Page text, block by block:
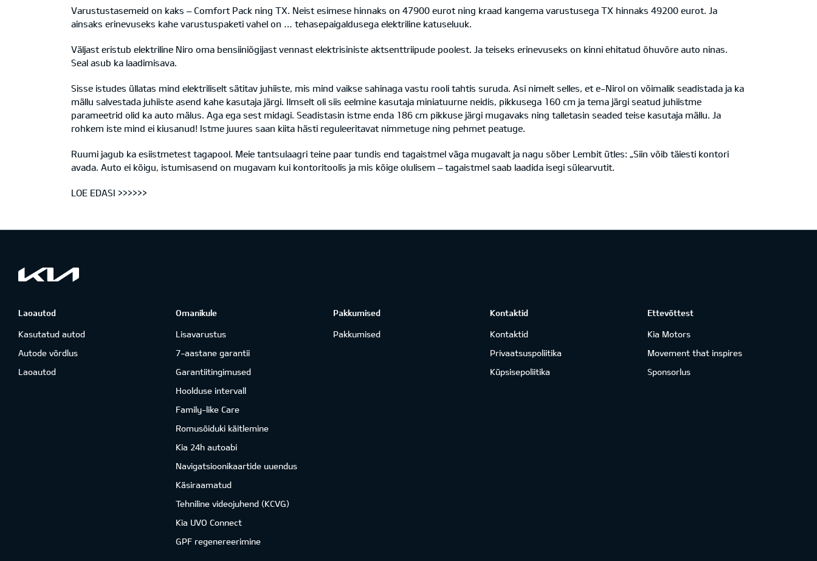
Varustustasemeid on kaks – Comfort Pack ning TX. Neist esimese hinnaks on 47900 eurot ning kraad kangema varustusega TX hinnaks 49200 eurot. Ja
ainsaks erinevuseks kahe varustuspaketi vahel on … tehasepaigaldusega elektriline katuseluuk.
Väljast eristub elektriline Niro oma bensiiniõgijast vennast elektrisiniste aktsenttriipude poolest. Ja teiseks erinevuseks on kinni ehitatud õhuvõre auto ninas.
Seal asub ka laadimisava.
Sisse istudes üllatas mind elektriliselt sätitav juhiiste, mis mind vaikse sahinaga vastu rooli tahtis suruda. Asi nimelt selles, et e-Nirol on võimalik seadistada ja ka
mällu salvestada juhiiste asend kahe kasutaja järgi. Ilmselt oli siis eelmine kasutaja miniatuurne neidis, pikkusega 160 cm ja tema järgi seatud juhiistme
parameetrid olid ka auto mälus. Aga ega sest midagi. Seadistasin istme enda 186 cm pikkuse järgi mugavaks ning talletasin seaded teise kasutaja mällu. Ja
rohkem iste mind ei kiusanud! Istme juures saan kiita hästi reguleeritavat nimmetuge ning pehmet peatuge.
Ruumi jagub ka esiistmetest tagapool. Meie tantsulaagri teine paar tundis end tagaistmel väga mugavalt ja nagu sõber Lembit ütles: „Siin võib täiesti kontori
avada. Auto ei kõigu, istumisasend on mugavam kui kontoritoolis ja mis kõige olulisem – tagaistmel saab laadida isegi sülearvutit.
LOE EDASI >>>>>>
Laoautod
Kasutatud autod
Autode võrdlus
Laoautod
Omanikule
Lisavarustus
7-aastane garantii
Garantiitingimused
Hoolduse intervall
Family-like Care
Romusõiduki käitlemine
Kia 24h autoabi
Navigatsioonikaartide uuendus
Käsiraamatud
Tehniline videojuhend (KCVG)
Kia UVO Connect
GPF regenereerimine
Pakkumised
Pakkumised
Kontaktid
Kontaktid
Privaatsuspoliitika
Küpsisepoliitika
Ettevõttest
Kia Motors
Movement that inspires
Sponsorlus